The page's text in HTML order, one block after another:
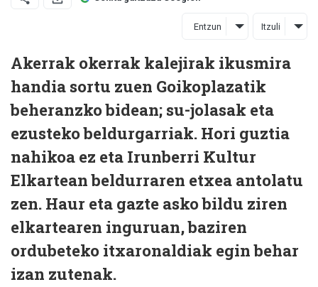
Entzun Itzuli
Akerrak okerrak kalejirak ikusmira
handia sortu zuen Goikoplazatik
beheranzko bidean; su-jolasak eta
ezusteko beldurgarriak. Hori guztia
nahikoa ez eta Irunberri Kultur
Elkartean beldurraren etxea antolatu
zen. Haur eta gazte asko bildu ziren
elkartearen inguruan, baziren
ordubeteko itxaronaldiak egin behar
izan zutenak.